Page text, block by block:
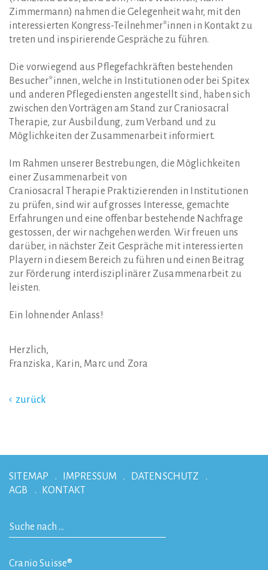
Zimmermann) nahmen die Gelegenheit wahr, mit den
interessierten Kongress-Teilnehmer*innen in Kontakt zu
treten und inspirierende Gespräche zu führen.
Die vorwiegend aus Pflegefachkräften bestehenden
Besucher*innen, welche in Institutionen oder bei Spitex
und anderen Pflegediensten angestellt sind, haben sich
zwischen den Vorträgen am Stand zur Craniosacral
Therapie, zur Ausbildung, zum Verband und zu
Möglichkeiten der Zusammenarbeit informiert.
Im Rahmen unserer Bestrebungen, die Möglichkeiten
einer Zusammenarbeit von
Craniosacral Therapie Praktizierenden in Institutionen
zu prüfen, sind wir auf grosses Interesse, gemachte
Erfahrungen und eine offenbar bestehende Nachfrage
gestossen, der wir nachgehen werden. Wir freuen uns
darüber, in nächster Zeit Gespräche mit interessierten
Playern in diesem Bereich zu führen und einen Beitrag
zur Förderung interdisziplinärer Zusammenarbeit zu
leisten.
Ein lohnender Anlass!
Herzlich,
Franziska, Karin, Marc und Zora
zurück
SITEMAP IMPRESSUM
DATENSCHUTZ
AGB
KONTAKT
Cranio Suisse®